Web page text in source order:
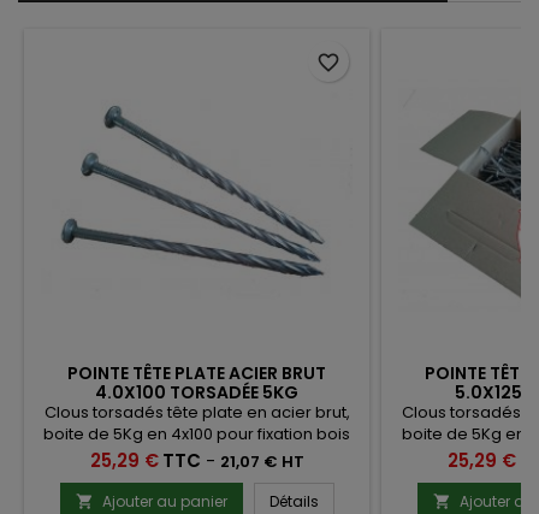
POINTE TÊTE PLATE ACIER BRUT
4.0X100 TORSADÉE 5KG
Clous torsadés tête plate en acier brut,
boite de 5Kg en 4x100 pour fixation bois
et une meilleure résistance à
l'arrachement.
Prix
25,29 € TTC - 21,07 € HT
 Ajouter au panier Détails
favorite_border
POINTE TÊTE
5.0X125
Clous torsadés
boite de 5Kg en
et une
Prix
25,29 €
 Ajouter au